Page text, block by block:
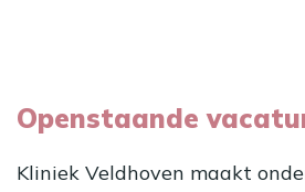
Openstaande
Kliniek Veldhoven maakt